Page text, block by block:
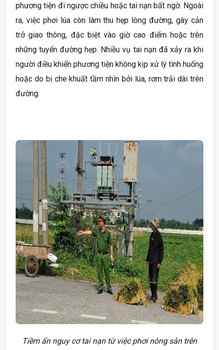
phương tiện đi ngược chiều hoặc tai nạn bất ngờ. Ngoài
ra, việc phơi lúa còn làm thu hẹp lòng đường, gây cản
trở giao thông, đặc biệt vào giờ cao điểm hoặc trên
những tuyến đường hẹp. Nhiều vụ tai nạn đã xảy ra khi
người điều khiển phương tiện không kịp xử lý tình huống
hoặc do bị che khuất tầm nhìn bởi lúa, rơm trải dài trên
đường.
Tiềm ẩn nguy cơ tai nạn từ việc phơi nông sản trên